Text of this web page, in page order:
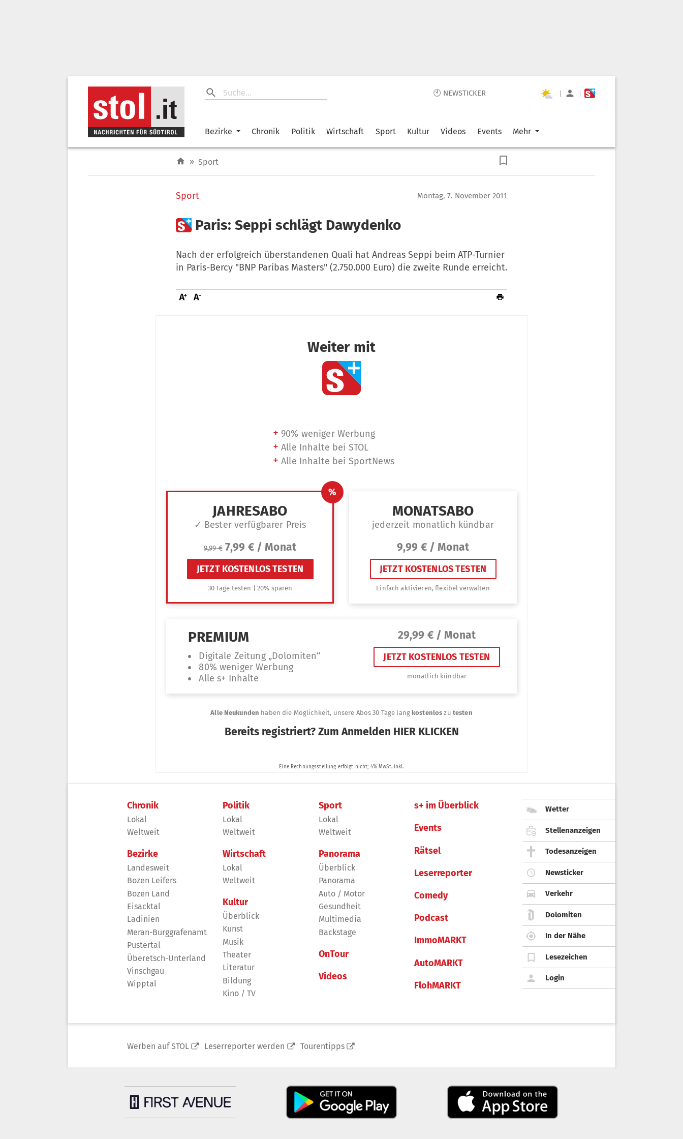
🕙 NEWSTICKER | |
Bezirke Chronik Politik Wirtschaft Sport Kultur Videos Events Mehr
» Sport
Sport Montag, 7. November 2011
 Paris: Seppi schlägt Dawydenko
Nach der erfolgreich überstandenen Quali hat Andreas Seppi beim ATP-Turnier
in Paris-Bercy "BNP Paribas Masters" (2.750.000 Euro) die zweite Runde erreicht.
Chronik
Lokal
Weltweit
Bezirke
Landesweit
Bozen Leifers
Bozen Land
Eisacktal
Ladinien
Meran-Burggrafenamt
Pustertal
Überetsch-Unterland
Vinschgau
Wipptal
Politik
Lokal
Weltweit
Wirtschaft
Lokal
Weltweit
Kultur
Überblick
Kunst
Musik
Theater
Literatur
Bildung
Kino / TV
Sport
Lokal
Weltweit
Panorama
Überblick
Panorama
Auto / Motor
Gesundheit
Multimedia
Backstage
OnTour
Videos
s+ im Überblick
Events
Rätsel
Leserreporter
Comedy
Podcast
ImmoMARKT
AutoMARKT
FlohMARKT
Wetter
Stellenanzeigen
Todesanzeigen
Newsticker
Verkehr
Dolomiten
In der Nähe
Lesezeichen
Login
Werben auf STOL Leserreporter werden Tourentipps